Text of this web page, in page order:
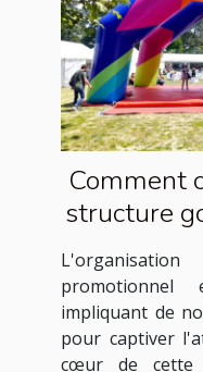
Comment
structure
impliquant de
pour captiver
cœur de cette